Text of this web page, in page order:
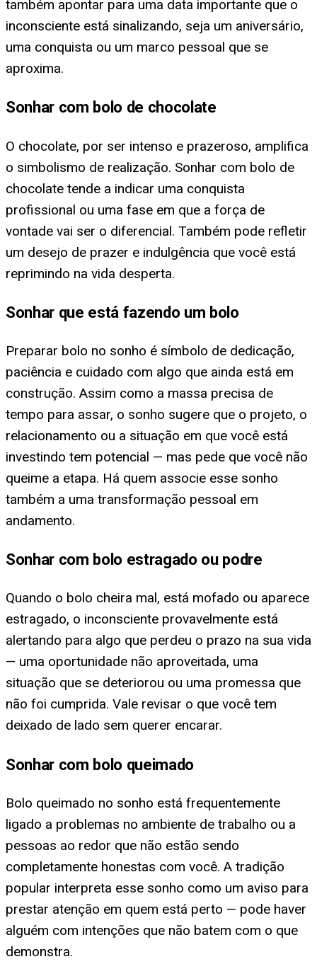
também apontar para uma data importante que o
inconsciente está sinalizando, seja um aniversário,
uma conquista ou um marco pessoal que se
aproxima.
Sonhar com bolo de chocolate
O chocolate, por ser intenso e prazeroso, amplifica
o simbolismo de realização. Sonhar com bolo de
chocolate tende a indicar uma conquista
profissional ou uma fase em que a força de
vontade vai ser o diferencial. Também pode refletir
um desejo de prazer e indulgência que você está
reprimindo na vida desperta.
Sonhar que está fazendo um bolo
Preparar bolo no sonho é símbolo de dedicação,
paciência e cuidado com algo que ainda está em
construção. Assim como a massa precisa de
tempo para assar, o sonho sugere que o projeto, o
relacionamento ou a situação em que você está
investindo tem potencial — mas pede que você não
queime a etapa. Há quem associe esse sonho
também a uma transformação pessoal em
andamento.
Sonhar com bolo estragado ou podre
Quando o bolo cheira mal, está mofado ou aparece
estragado, o inconsciente provavelmente está
alertando para algo que perdeu o prazo na sua vida
— uma oportunidade não aproveitada, uma
situação que se deteriorou ou uma promessa que
não foi cumprida. Vale revisar o que você tem
deixado de lado sem querer encarar.
Sonhar com bolo queimado
Bolo queimado no sonho está frequentemente
ligado a problemas no ambiente de trabalho ou a
pessoas ao redor que não estão sendo
completamente honestas com você. A tradição
popular interpreta esse sonho como um aviso para
prestar atenção em quem está perto — pode haver
alguém com intenções que não batem com o que
demonstra.